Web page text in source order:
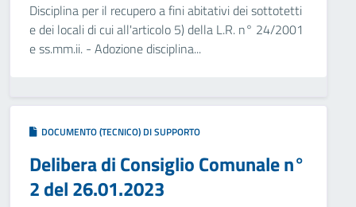
Disciplina per il recupero a fini abitativi dei sottotetti
e dei locali di cui all'articolo 5) della L.R. n° 24/2001
e ss.mm.ii. - Adozione disciplina...
DOCUMENTO (TECNICO) DI SUPPORTO
Delibera di Consiglio Comunale n°
2 del 26.01.2023